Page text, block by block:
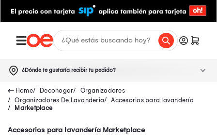
¿Dónde te gustaría recibir tu pedido?
Decohogar
Organizadores
Organizadores De Lavanderia
Accesorios para lavandería
Marketplace
Accesorios para lavandería Marketplace